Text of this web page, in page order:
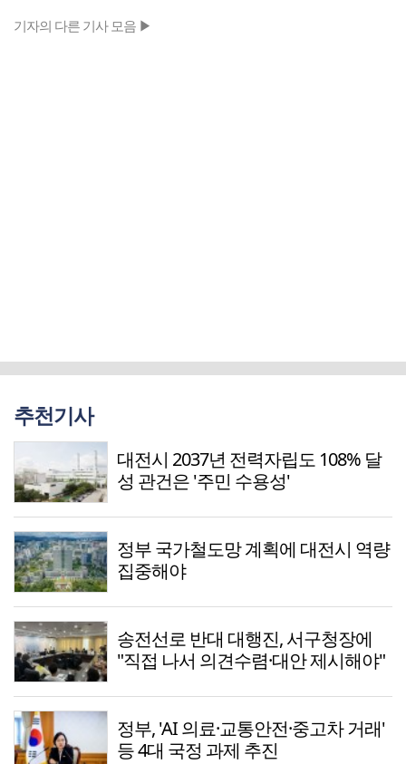
기자의 다른 기사 모음 ▶
추천기사
대전시 2037년 전력자립도 108% 달
성 관건은 '주민 수용성'
정부 국가철도망 계획에 대전시 역량
집중해야
송전선로 반대 대행진, 서구청장에
"직접 나서 의견수렴·대안 제시해야"
정부, 'AI 의료·교통안전·중고차 거래'
등 4대 국정 과제 추진